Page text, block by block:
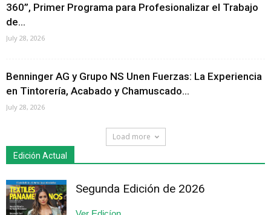
360”, Primer Programa para Profesionalizar el Trabajo
de...
July 28, 2026
Benninger AG y Grupo NS Unen Fuerzas: La Experiencia
en Tintorería, Acabado y Chamuscado...
July 28, 2026
Load more
Edición Actual
Segunda Edición de 2026